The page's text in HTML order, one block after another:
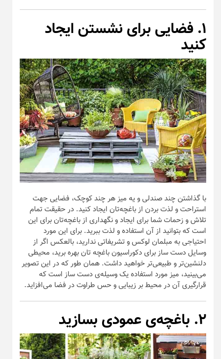
۱. فضایی برای نشستن ایجاد
کنید
با گذاشتن چند صندلی و یه میز هر چند کوچک، فضایی جهت
استراحت و لذت بردن از باغچه‌تان ایجاد کنید. در حقیقت تمام
تلاش و زحمات شما برای ایجاد و نگهداری از باغچه‌تان برای این
است که بتوانید از آن استفاده و لذت ببرید. برای این مورد
احتیاجی به مبلمان لوکس و تشریفاتی ندارید، بالعکس اگر از
وسایل دست ساز برای دکوراسیون باغچه تان بهره برید، محیطی
دلنشین‌تر و طبیعی‌تر خواهید داشت. همان طور که در این تصویر
می‌بینید، میز مورد استفاده یک وسیله‌ی دست ساز است که
قرارگیری آن در محیط بر زیبایی و حس طراوت در فضا می‌افزاید.
۲. باغچه‌ی عمودی بسازید